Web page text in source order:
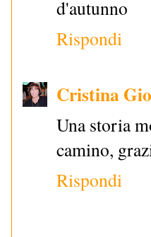
d'autunno
Rispondi
Cristina
Una storia
camino,
Rispondi